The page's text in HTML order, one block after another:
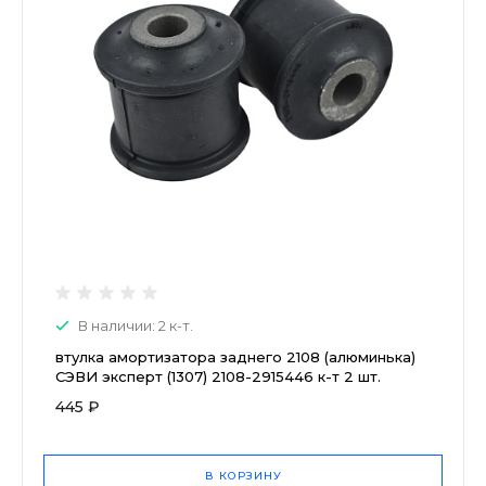
В наличии: 2 к-т.
втулка амортизатора заднего 2108 (алюминька)
СЭВИ эксперт (1307) 2108-2915446 к-т 2 шт.
445 ₽
В КОРЗИНУ